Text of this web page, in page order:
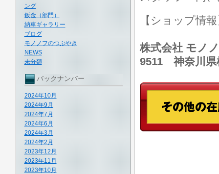
ング
鈑金（部門）
納車ギャラリー
ブログ
モノノフのつぶやき
NEWS
未分類
バックナンバー
2024年10月
2024年9月
2024年7月
2024年6月
2024年3月
2024年2月
2023年12月
2023年11月
2023年10月
【ショップ情
株式会社 モノ
9511 神奈川県